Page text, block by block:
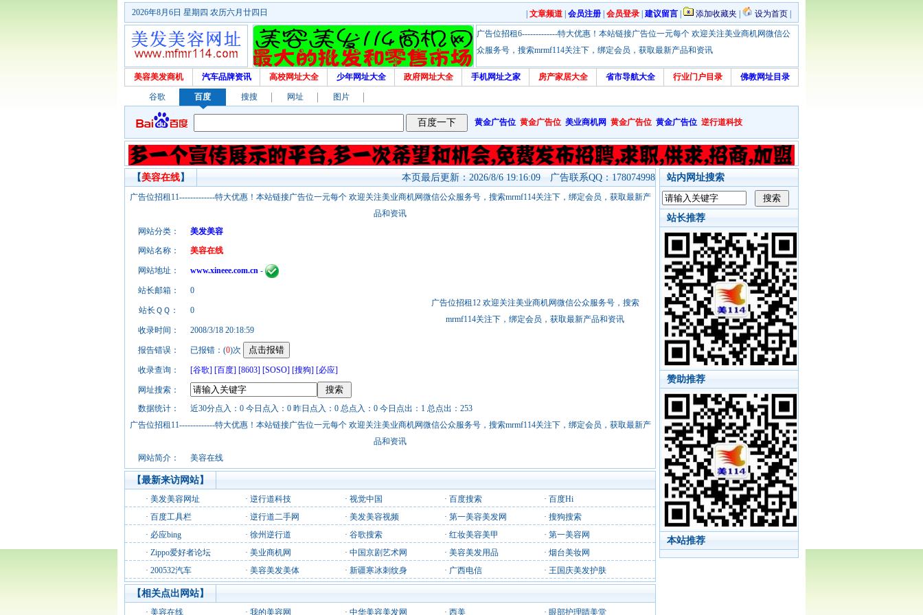
文章频道 会员注册 会员登录 建议留言 添加收藏夹 设为首页
2026年8月6日 星期四 农历六月廿四日
广告位招租6-------------特大优惠！本站链接广告位一元每个 欢迎关注美业商机网微信公
众服务号，搜索mrmf114关注下，绑定会员，获取最新产品和资讯
美容美发商机 汽车品牌资讯 高校网址大全 少年网址大全 政府网址大全 手机网址之家 房产家居大全 省市导航大全 行业门户目录 佛教网址目录
谷歌 百度 搜搜 网址 图片
黄金广告位 黄金广告位 美业商机网 黄金广告位 黄金广告位 逆行道科技
站内网址搜索
站长推荐
赞助推荐
本站推荐
本页最后更新：2026/8/6 19:16:09 广告联系QQ：178074998
【美容在线】
广告位招租11-------------特大优惠！本站链接广告位一元每个 欢迎关注美业商机网微信公众服务号，搜索mrmf114关注下，绑定会员，获取最新产
品和资讯
网站分类：
美发美容
广告位招租12 欢迎关注美业商机网微信公众服务号，搜索
mrmf114关注下，绑定会员，获取最新产品和资讯
网站名称： 美容在线
网站地址： www.xineee.com.cn -
站长邮箱： 0
站长ＱＱ： 0
收录时间： 2008/3/18 20:18:59
报告错误： 已报错：(0)次
收录查询： [谷歌] [百度] [8603] [SOSO] [搜狗] [必应]
网址搜索：
数据统计：
近30分点入：0 今日点入：0 昨日点入：0 总点入：0 今日点出：1 总点出：253
广告位招租11-------------特大优惠！本站链接广告位一元每个 欢迎关注美业商机网微信公众服务号，搜索mrmf114关注下，绑定会员，获取最新产
品和资讯
网站简介：
美容在线
【最新来访网站】
· 美发美容网址 · 逆行道科技 · 视觉中国 · 百度搜索 · 百度Hi
· 百度工具栏 · 逆行道二手网 · 美发美容视频 · 第一美容美发网 · 搜狗搜索
· 必应bing · 徐州逆行道 · 谷歌搜索 · 红妆美容美甲 · 第一美容网
· Zippo爱好者论坛 · 美业商机网 · 中国京剧艺术网 · 美容美发用品 · 烟台美妆网
· 200532汽车 · 美容美发美体 · 新疆寒冰刺纹身 · 广西电信 · 王国庆美发护肤
【相关点出网站】
· 美容在线 · 我的美容网 · 中华美容美发网 · 西美 · 眼部护理睛美堂